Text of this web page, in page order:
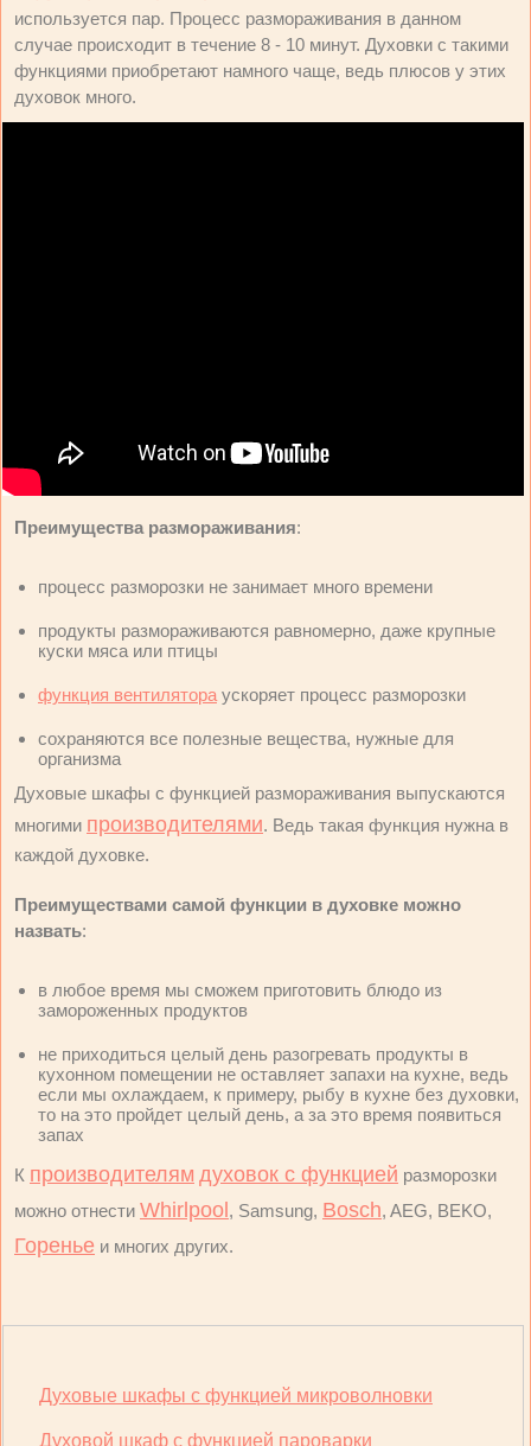
используется пар. Процесс размораживания в данном
случае происходит в течение 8 - 10 минут. Духовки с такими
функциями приобретают намного чаще, ведь плюсов у этих
духовок много.
Преимущества размораживания:
процесс разморозки не занимает много времени
продукты размораживаются равномерно, даже крупные
куски мяса или птицы
функция вентилятора ускоряет процесс разморозки
сохраняются все полезные вещества, нужные для
организма
Духовые шкафы с функцией размораживания выпускаются
многими производителями. Ведь такая функция нужна в
каждой духовке.
Преимуществами самой функции в духовке можно
назвать:
в любое время мы сможем приготовить блюдо из
замороженных продуктов
не приходиться целый день разогревать продукты в
кухонном помещении не оставляет запахи на кухне, ведь
если мы охлаждаем, к примеру, рыбу в кухне без духовки,
то на это пройдет целый день, а за это время появиться
запах
К производителям духовок с функцией разморозки
можно отнести Whirlpool, Samsung, Bosch, AEG, BEKO,
Горенье и многих других.
Духовые шкафы с функцией микроволновки
Духовой шкаф с функцией пароварки